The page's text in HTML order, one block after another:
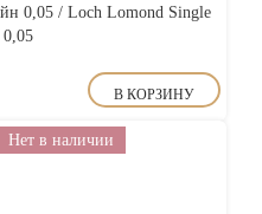
0,05 / Loch Lomond Single
В КОРЗИНУ
Нет в наличии